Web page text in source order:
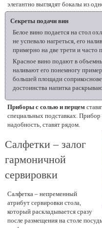
элегантно выглядят бокалы из
Секреты подачи вин
Белое вино подается на стол
не успевало нагреться, его
примерно на две трети и часто
Красное вино подают в
наливают его понемногу
большей площади
достоинства напитка
Приборы с солью и перцем
специальных подставках. Прибор
надобность, ставят рядом.
Салфетки – залог
гармоничной
сервировки
Салфетка – непременный
атрибут сервировки стола,
который раскладывается сразу
после размещения на столе